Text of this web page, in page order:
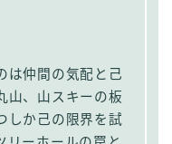
は仲間の気配と己
山、山スキーの板
しか己の限界を試